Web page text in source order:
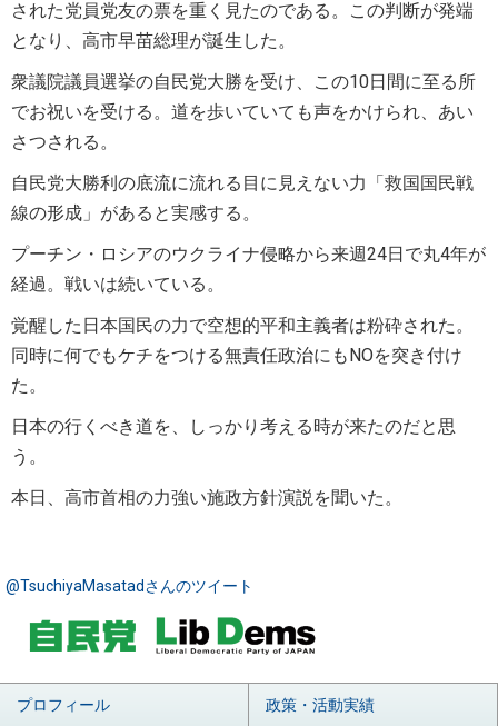
された党員党友の票を重く見たのである。この判断が発端
となり、高市早苗総理が誕生した。
衆議院議員選挙の自民党大勝を受け、この10日間に至る所
でお祝いを受ける。道を歩いていても声をかけられ、あい
さつされる。
自民党大勝利の底流に流れる目に見えない力「救国国民戦
線の形成」があると実感する。
プーチン・ロシアのウクライナ侵略から来週24日で丸4年が
経過。戦いは続いている。
覚醒した日本国民の力で空想的平和主義者は粉砕された。
同時に何でもケチをつける無責任政治にもNOを突き付け
た。
日本の行くべき道を、しっかり考える時が来たのだと思
う。
本日、高市首相の力強い施政方針演説を聞いた。
@TsuchiyaMasatadさんのツイート
プロフィール 政策・活動実績